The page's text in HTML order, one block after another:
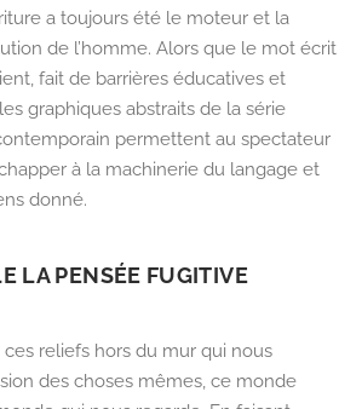
a toujours été le moteur et la
de l’homme. Alors que le mot écrit
fait de barrières éducatives et
graphiques abstraits de la série
permettent au spectateur
à la machinerie du langage et
donné.
LA PENSÉE FUGITIVE
ces reliefs hors du mur qui nous
des choses mêmes, ce monde